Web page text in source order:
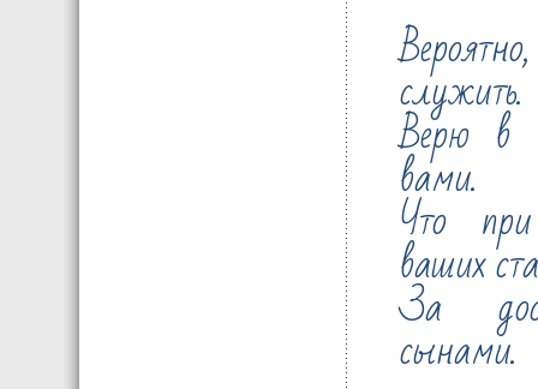
служить.
Верю в
вами.
Что
ваших
За
сынами.